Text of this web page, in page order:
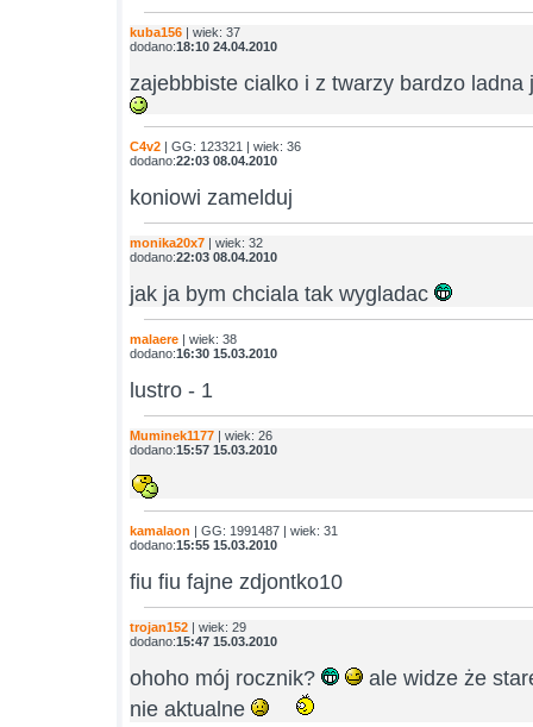
kuba156 | wiek: 37
dodano:18:10 24.04.2010
zajebbbiste cialko i z twarzy bardzo
C4v2 | GG: 123321 | wiek: 36
dodano:22:03 08.04.2010
koniowi zamelduj
monika20x7 | wiek: 32
dodano:22:03 08.04.2010
jak ja bym chciala tak wygladac
malaere | wiek: 38
dodano:16:30 15.03.2010
lustro - 1
Muminek1177 | wiek: 26
dodano:15:57 15.03.2010
kamalaon | GG: 1991487 | wiek: 31
dodano:15:55 15.03.2010
fiu fiu fajne zdjontko10
trojan152 | wiek: 29
dodano:15:47 15.03.2010
ohoho mój rocznik?
ale widze że
nie aktualne